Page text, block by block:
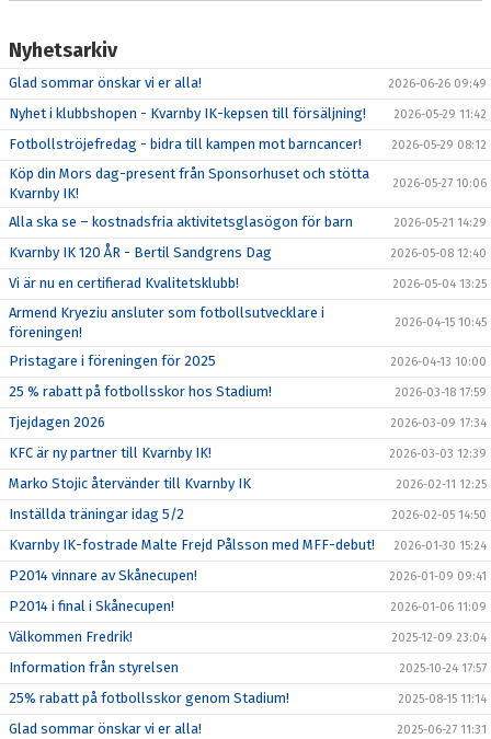
Nyhetsarkiv
Glad sommar önskar vi er alla! 2026-06-26 09:49
Nyhet i klubbshopen - Kvarnby IK-kepsen till försäljning! 2026-05-29 11:42
Fotbollströjefredag - bidra till kampen mot barncancer! 2026-05-29 08:12
Köp din Mors dag-present från Sponsorhuset och stötta
Kvarnby IK!
2026-05-27 10:06
Alla ska se – kostnadsfria aktivitetsglasögon för barn 2026-05-21 14:29
Kvarnby IK 120 ÅR - Bertil Sandgrens Dag 2026-05-08 12:40
Vi är nu en certifierad Kvalitetsklubb! 2026-05-04 13:25
Armend Kryeziu ansluter som fotbollsutvecklare i
föreningen!
2026-04-15 10:45
Pristagare i föreningen för 2025 2026-04-13 10:00
25 % rabatt på fotbollsskor hos Stadium! 2026-03-18 17:59
Tjejdagen 2026 2026-03-09 17:34
KFC är ny partner till Kvarnby IK! 2026-03-03 12:39
Marko Stojic återvänder till Kvarnby IK 2026-02-11 12:25
Inställda träningar idag 5/2 2026-02-05 14:50
Kvarnby IK-fostrade Malte Frejd Pålsson med MFF-debut! 2026-01-30 15:24
P2014 vinnare av Skånecupen! 2026-01-09 09:41
P2014 i final i Skånecupen! 2026-01-06 11:09
Välkommen Fredrik! 2025-12-09 23:04
Information från styrelsen 2025-10-24 17:57
25% rabatt på fotbollsskor genom Stadium! 2025-08-15 11:14
Glad sommar önskar vi er alla! 2025-06-27 11:31